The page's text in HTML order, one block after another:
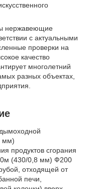
нержавеющие
с актуальными
проверки на
качество
многолетний
разных объектах,
мм)
продуктов сгорания
(430/0,8 мм) Ф200
отходящей от
печи,